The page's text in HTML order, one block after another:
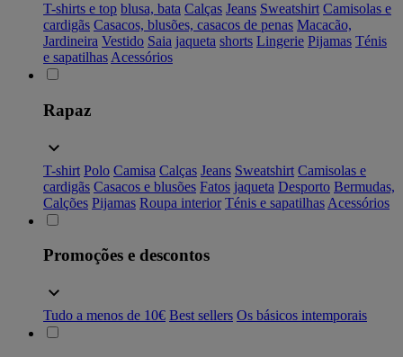
T-shirts e top blusa, bata Calças Jeans Sweatshirt Camisolas e
cardigãs Casacos, blusões, casacos de penas Macacão,
Jardineira Vestido Saia jaqueta shorts Lingerie Pijamas Ténis
e sapatilhas Acessórios
Rapaz
T-shirt Polo Camisa Calças Jeans Sweatshirt Camisolas e
cardigãs Casacos e blusões Fatos jaqueta Desporto Bermudas,
Calções Pijamas Roupa interior Ténis e sapatilhas Acessórios
Promoções e descontos
Tudo a menos de 10€ Best sellers Os básicos intemporais